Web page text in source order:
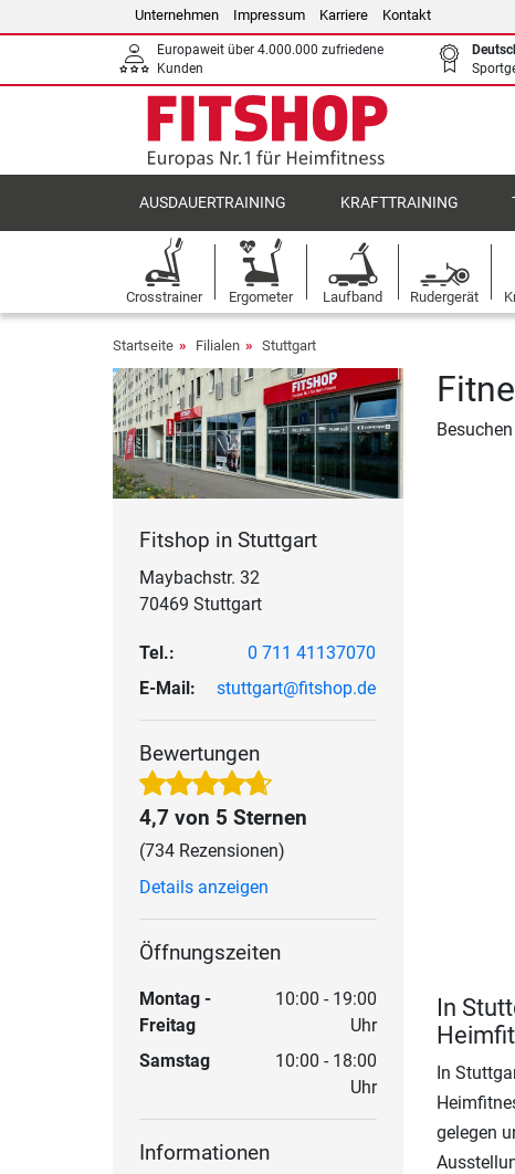
Unternehmen Impressum Karriere Kontakt
Europaweit über 4.000.000 zufriedene
Kunden
AUSDAUERTRAINING KRAFTTRAINING
Crosstrainer Ergometer Laufband Rudergerät
Startseite Filialen Stuttgart
Fitshop in Stuttgart
Maybachstr. 32
70469 Stuttgart
Tel.:
0 711 41137070
E-Mail:
stuttgart@fitshop.de
Bewertungen
4,7 von 5 Sternen
(734 Rezensionen)
Details anzeigen
Öffnungszeiten
Montag -
Freitag
10:00 - 19:00
Uhr
Samstag
10:00 - 18:00
Uhr
Informationen
In
In
gelegen